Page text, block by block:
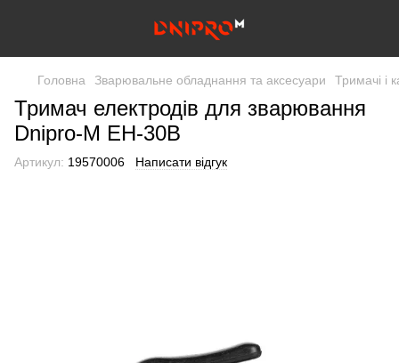
Головна Зварювальне обладнання та аксесуари Тримачі і
Тримач електродів для зварювання
Dnipro-M EH-30B
Артикул: 19570006 Написати відгук